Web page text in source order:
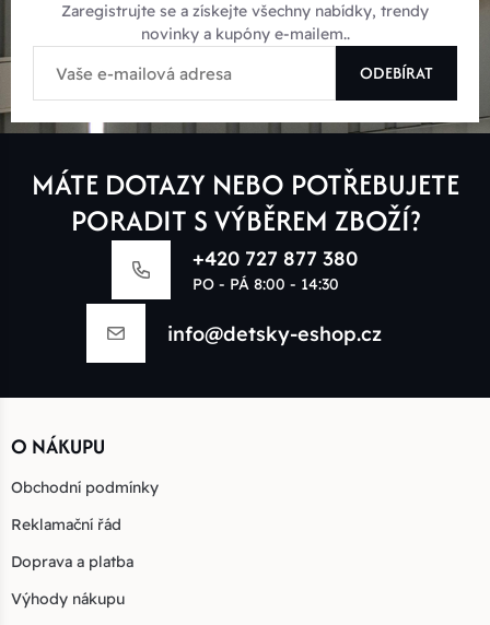
Zaregistrujte se a získejte všechny nabídky, trendy
novinky a kupóny e-mailem..
ODEBÍRAT
MÁTE DOTAZY NEBO POTŘEBUJETE
PORADIT S VÝBĚREM ZBOŽÍ?
+420 727 877 380
PO - PÁ 8:00 - 14:30
info@detsky-eshop.cz
O NÁKUPU
Obchodní podmínky
Reklamační řád
Doprava a platba
Výhody nákupu